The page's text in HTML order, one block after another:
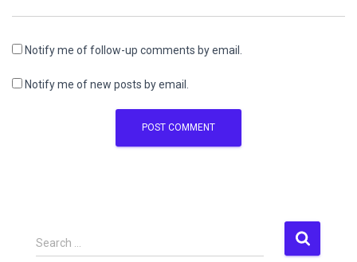
Notify me of follow-up comments by email.
Notify me of new posts by email.
S
e
Search …